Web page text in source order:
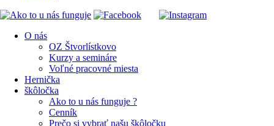
O nás
OZ Štvorlístkovo
Kurzy a semináre
Voľné pracovné miesta
Hernička
škôločka
Ako to u nás funguje ?
Cenník
Prečo si vybrať našu škôločku